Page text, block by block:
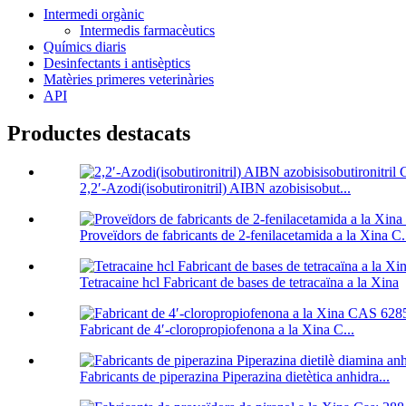
Intermedi orgànic
Intermedis farmacèutics
Químics diaris
Desinfectants i antisèptics
Matèries primeres veterinàries
API
Productes destacats
2,2′-Azodi(isobutironitril) AIBN azobisisobut...
Proveïdors de fabricants de 2-fenilacetamida a la Xina
Tetracaine hcl Fabricant de bases de tetracaïna a la Xina
Fabricant de 4′-cloropropiofenona a la Xina C...
Fabricants de piperazina Piperazina dietètica anhidra...